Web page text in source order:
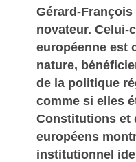
Gérard-
novateur. Celui-
européenne est
nature,
de la politique
comme si elles
Constitutions et
européens
institutionnel